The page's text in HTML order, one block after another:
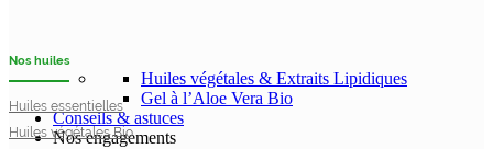
Huiles végétales & Extraits Lipidiques
Gel à l’Aloe Vera Bio
Conseils & astuces
Nos engagements
Nos huiles
Huiles essentielles
Huiles végétales Bio